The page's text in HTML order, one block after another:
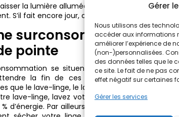
Gérer
Nous utilisons des
accéder aux informations
améliorer l’expérience de
(non-)personnalisées.
des données telles que le
ce site. Le fait de ne pas
effet négatif sur certaines
Gérer les services
la lumière allumée dans toutes les pièces
S’il fait encore jour, ouvrez vos volets afin de
surconsommation de
pointe
se situent généralement entre
la fin de ces pics pour démarrer les
que le lave-linge, le lave-vaisselle ou encore le
lave-linge, lavez votre linge à basse
d’énergie. Par ailleurs, remplissez